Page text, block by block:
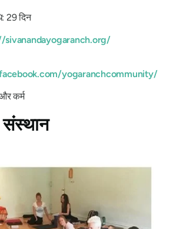
29 दिन
sivanandayogaranch.org/
yogaranchcommunity/
कर्म
संस्थान